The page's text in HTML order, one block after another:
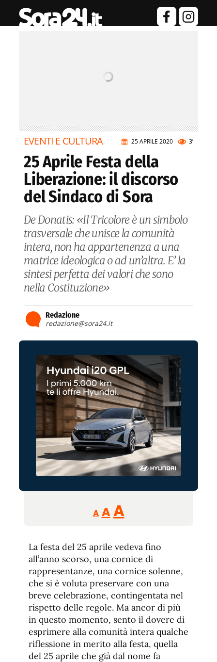
25 APRILE 2020 3’
EVENTI E CULTURA
25 Aprile Festa della
Liberazione: il discorso
del Sindaco di Sora
De Donatis: «Il Tricolore è un simbolo
trasversale che unisce la comunità
intera, non ha appartenenza a una
matrice ideologica o ad un’altra. E’ la
sintesi perfetta dei valori che sono
nella Costituzione»
Redazione
redazione@sora24.it
A
Reducir
tamaño
A Restablecer
tamaño
fuente
AAumentar
de
fuente.
La festa del 25 aprile vedeva fino
all’anno scorso, una cornice di
rappresentanze, una cornice solenne,
che si è voluta preservare con una
breve celebrazione, contingentata nel
rispetto delle regole. Ma ancor di più
in questo momento, sento il dovere di
esprimere alla comunità intera qualche
riflessione in merito alla festa, quella
del 25 aprile che già dal nome fa